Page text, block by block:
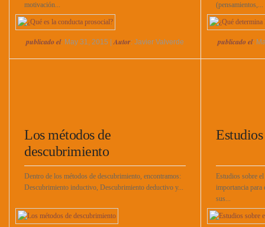
motivación...
publicado el: May 31, 2015 |Autor: Javier Valverde
(pensamientos,...
publicado el:
Los métodos de
descubrimiento
Dentro de los métodos de descubrimiento, encontramos:
Descubrimiento inductivo, Descubrimiento deductivo y...
Estudios sobre
importancia para
sus...